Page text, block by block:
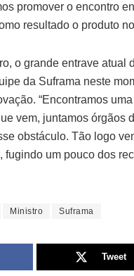
promover o encontro
resultado o produto
o grande entrave atual
da Suframa neste
“Encontramos
vem, juntamos órgãos
obstáculo. Tão logo
fugindo um pouco dos
Ministro Suframa
Tweet